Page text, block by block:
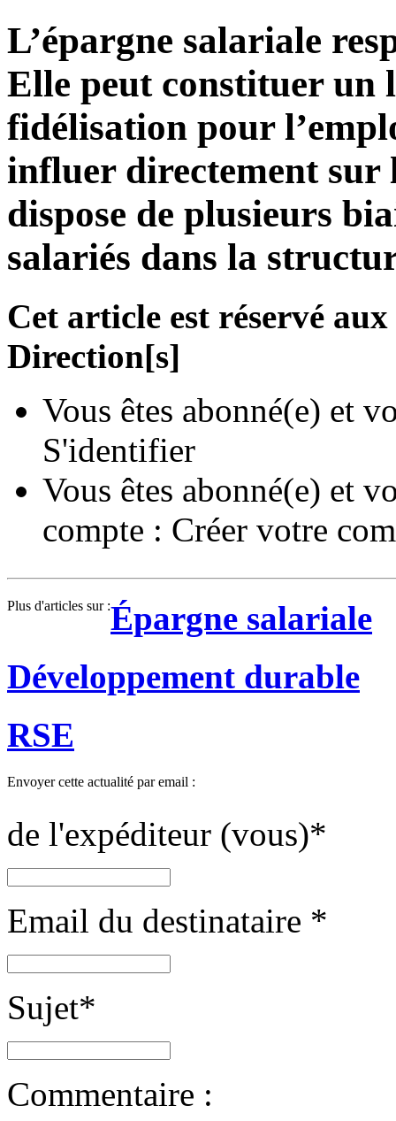
L’épargne salariale
Elle peut constituer un
fidélisation pour
influer directement sur
dispose de plusieurs
salariés dans la
Cet article est réservé
Direction[s]
Vous êtes abonné(e) et
S'identifier
Vous êtes abonné(e) et
compte : Créer votre
Plus d'articles sur :Épargne salariale
Développement durable
RSE
Envoyer cette actualité par email :
de l'expéditeur (vous)*
Email du destinataire *
Sujet*
Commentaire :